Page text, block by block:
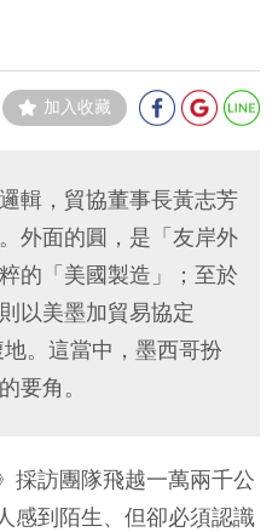
加入收藏
輯，貿協董事長黃志芳
外面的圓，是「友岸外
的「美國製造」；至於
以美墨加貿易協定
地。這當中，墨西哥扮
要角。
採訪團隊飛越一萬兩千公
感到陌生、但卻必須認識